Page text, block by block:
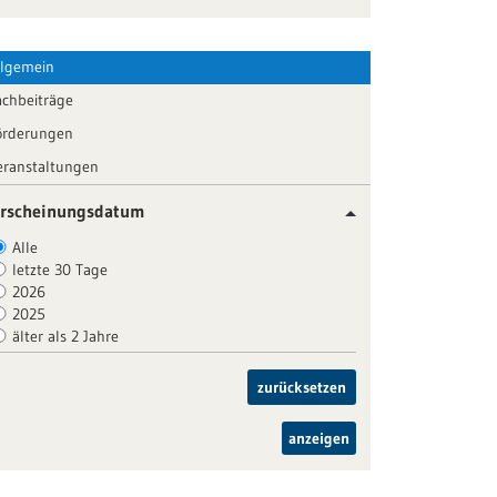
Alle
letzte 30 Tage
2026
2025
älter als 2 Jahre
zurücksetzen
anzeigen